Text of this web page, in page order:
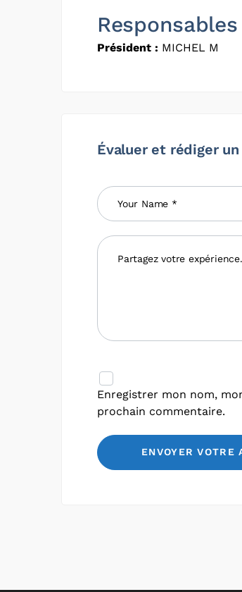
Responsables
Président : MICHEL M
Évaluer et rédiger un
Enregistrer mon nom,
prochain commentaire.